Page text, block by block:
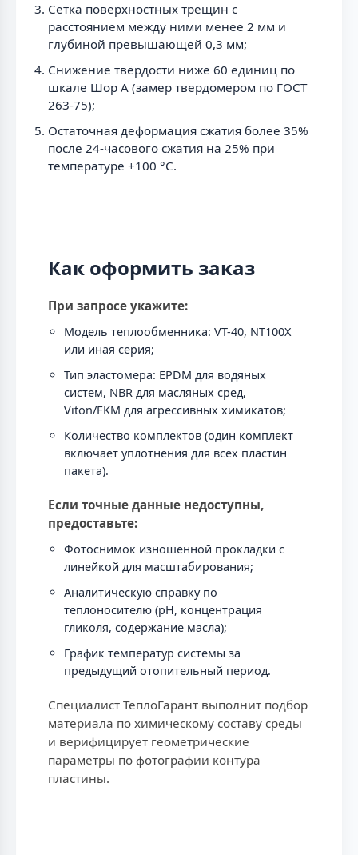
Сетка поверхностных трещин с
расстоянием между ними менее 2 мм и
глубиной превышающей 0,3 мм;
Снижение твёрдости ниже 60 единиц по
шкале Шор А (замер твердомером по ГОСТ
263-75);
Остаточная деформация сжатия более 35%
после 24-часового сжатия на 25% при
температуре +100 °С.
Как оформить заказ
При запросе укажите:
Модель теплообменника: VT-40, NT100X
или иная серия;
Тип эластомера: EPDM для водяных
систем, NBR для масляных сред,
Viton/FKM для агрессивных химикатов;
Количество комплектов (один комплект
включает уплотнения для всех пластин
пакета).
Если точные данные недоступны,
предоставьте:
Фотоснимок изношенной прокладки с
линейкой для масштабирования;
Аналитическую справку по
теплоносителю (рН, концентрация
гликоля, содержание масла);
График температур системы за
предыдущий отопительный период.
Специалист ТеплоГарант выполнит подбор
материала по химическому составу среды
и верифицирует геометрические
параметры по фотографии контура
пластины.